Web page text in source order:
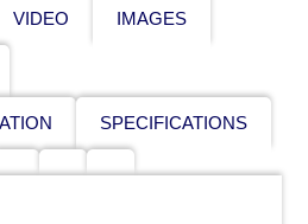
VIDEO IMAGES
SPECIFICATIONS